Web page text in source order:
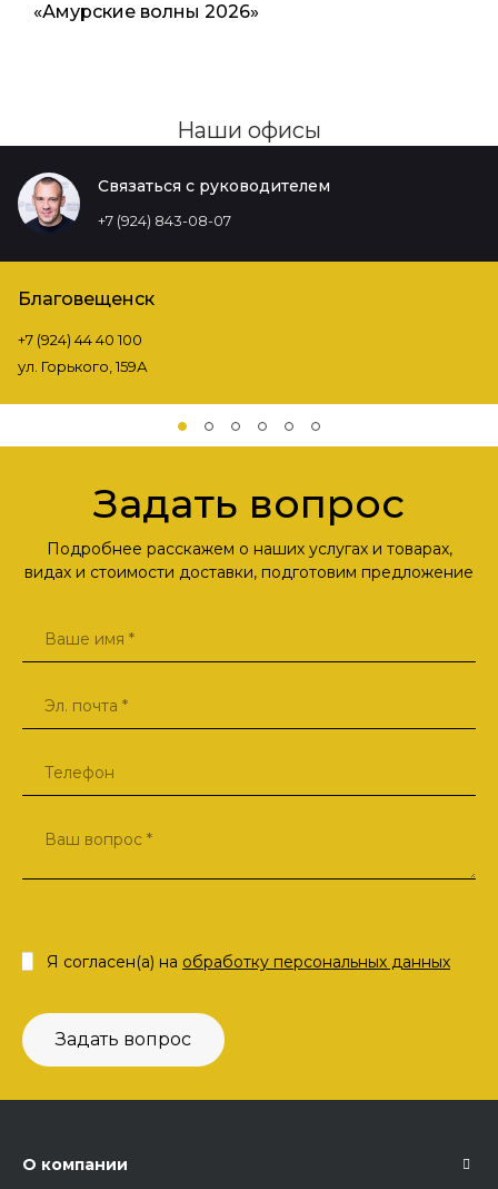
«Амурские волны 2026»
Наши офисы
Связаться с руководителем
+7 (924) 843-08-07
Благовещенск
+7 (924) 44 40 100
ул. Горького, 159А
Задать вопрос
Подробнее расскажем о наших услугах и товарах,
видах и стоимости доставки, подготовим предложение
Задать вопрос
Я согласен(а) на обработку персональных данных
О компании